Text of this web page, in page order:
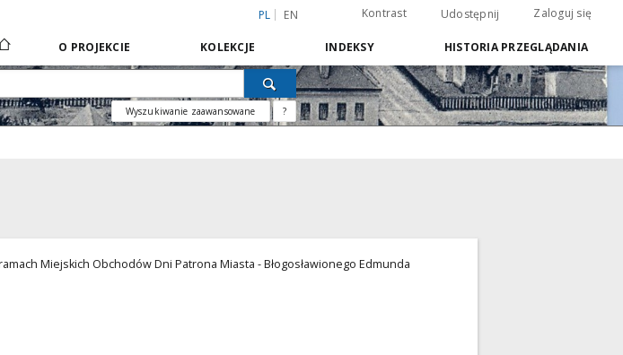
PL EN Kontrast Udostępnij Zaloguj się
O PROJEKCIE KOLEKCJE INDEKSY HISTORIA PRZEGLĄDANIA
Wyszukiwanie zaawansowane ?
Miejskich Obchodów Dni Patrona Miasta - Błogosławionego Edmunda